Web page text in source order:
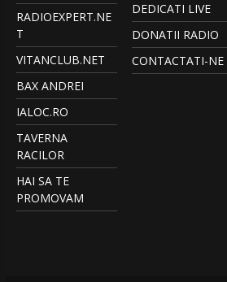
RADIOEXPERT.NE
T
VITANCLUB.NET
BAX ANDREI
IALOC.RO
TAVERNA
RACILOR
HAI SA TE
PROMOVAM
DEDICATI LIVE
DONATII RADIO
CONTACTATI-NE